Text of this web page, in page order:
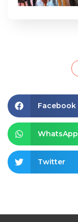
Facebook
WhatsApp
Twitter